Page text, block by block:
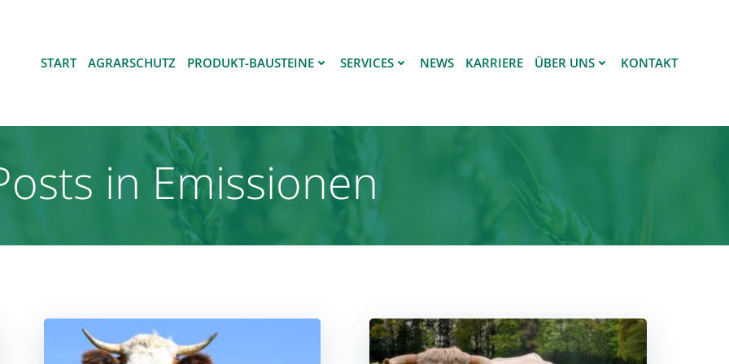
START AGRARSCHUTZ PRODUKT-BAUSTEINE SERVICES NEWS KARRIERE ÜBER UNS KONTAKT
in Emissionen